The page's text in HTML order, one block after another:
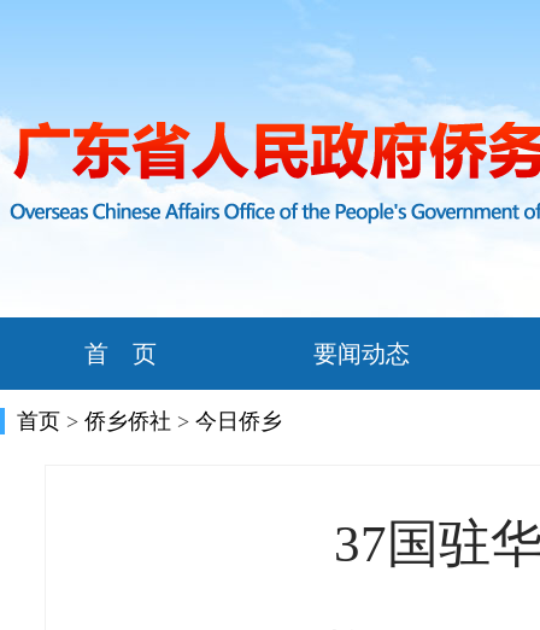
首 页 要闻动态
首页 > 侨乡侨社 > 今日侨乡
37国驻